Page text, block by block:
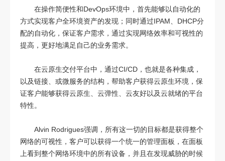
在操作简便性和DevOps环境中，首先能够以自动化的
方式实现客户全环境资产的发现；同时通过IPAM、DHCP分
配的自动化，保证客户需求，通过实现网络效率和可视性的
提高，更好地满足自己的业务需求。
在云原生交付平台中，通过CI/CD，也就是各种集成，
以及链接、或微服务的结构，帮助客户获得云原生环境，保
证客户能够获得云原生、云弹性、云友好以及云就绪的平台
特性。
Alvin Rodrigues强调，所有这一切的目标都是获得整个
网络的可视性，客户可以获得一个统一的管理面板，在面板
上看到整个网络环境中的所有设备，并且在发现威胁的时候